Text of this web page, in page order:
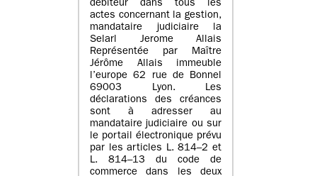
débiteur dans tous les
actes concernant la gestion,
mandataire judiciaire la
Selarl Jerome Allais
Représentée par Maître
Jérôme Allais immeuble
l’europe 62 rue de Bonnel
69003 Lyon. Les
déclarations des créances
sont à adresser au
mandataire judiciaire ou sur
le portail électronique prévu
par les articles L. 814–2 et
L. 814–13 du code de
commerce dans les deux